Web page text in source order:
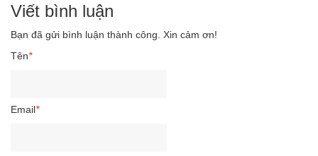
Viết bình luận
Bạn đã gửi bình luận thành công. Xin cảm ơn!
Tên*
Email*